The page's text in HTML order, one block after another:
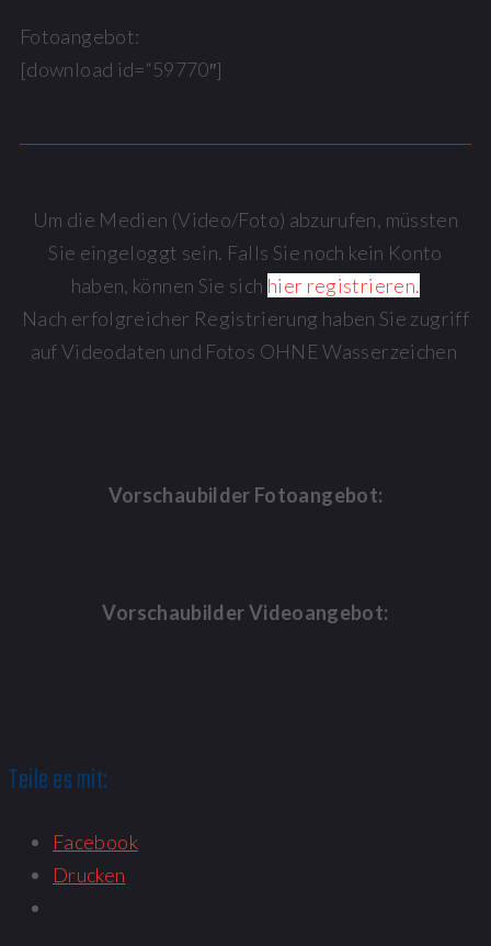
Fotoangebot:
[download id=“59770″]
Um die Medien (Video/Foto) abzurufen, müssten
Sie eingeloggt sein. Falls Sie noch kein Konto
haben, können Sie sich hier registrieren.
Nach erfolgreicher Registrierung haben Sie zugriff
auf Videodaten und Fotos OHNE Wasserzeichen
Vorschaubilder Fotoangebot:
Vorschaubilder Videoangebot:
Teile es mit:
Facebook
Drucken